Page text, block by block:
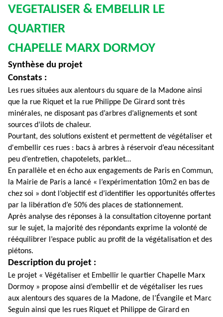
VEGETALISER & EMBELLIR LE
QUARTIER
CHAPELLE MARX DORMOY
Synthèse du projet
Constats :
Les rues situées aux alentours du square de la Madone ainsi
que la rue Riquet et la rue Philippe De Girard sont très
minérales, ne disposant pas d’arbres d’alignements et sont
sources d’ilots de chaleur.
Pourtant, des solutions existent et permettent de végétaliser et
d'embellir ces rues : bacs à arbres à réservoir d’eau nécessitant
peu d’entretien, chapotelets, parklet…
En parallèle et en écho aux engagements de Paris en Commun,
la Mairie de Paris a lancé « l’expérimentation 10m2 en bas de
chez soi » dont l’objectif est d’identifier les opportunités offertes
par la libération d’e 50% des places de stationnement.
Après analyse des réponses à la consultation citoyenne portant
sur le sujet, la majorité des répondants exprime la volonté de
rééquilibrer l’espace public au profit de la végétalisation et des
piétons.
Description du projet :
Le projet « Végétaliser et Embellir le quartier Chapelle Marx
Dormoy » propose ainsi d’embellir et de végétaliser les rues
aux alentours des squares de la Madone, de l’Évangile et Marc
Seguin ainsi que les rues Riquet et Philippe de Girard en